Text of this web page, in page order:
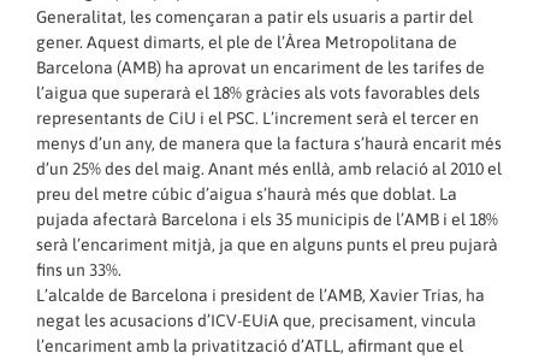
Generalitat, les començaran a patir els usuaris a partir del
gener. Aquest dimarts, el ple de l’Àrea Metropolitana de
Barcelona (AMB) ha aprovat un encariment de les tarifes de
l’aigua que superarà el 18% gràcies als vots favorables dels
representants de CiU i el PSC. L’increment serà el tercer en
menys d’un any, de manera que la factura s’haurà encarit més
d’un 25% des del maig. Anant més enllà, amb relació al 2010 el
preu del metre cúbic d’aigua s’haurà més que doblat. La
pujada afectarà Barcelona i els 35 municipis de l’AMB i el 18%
serà l’encariment mitjà, ja que en alguns punts el preu pujarà
fins un 33%.
L’alcalde de Barcelona i president de l’AMB, Xavier Trias, ha
negat les acusacions d’ICV-EUiA que, precisament, vincula
l’encariment amb la privatització d’ATLL, afirmant que el